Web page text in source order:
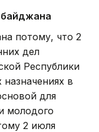
потому, что 2
дел
Республики
в
для
молодого
2 июля